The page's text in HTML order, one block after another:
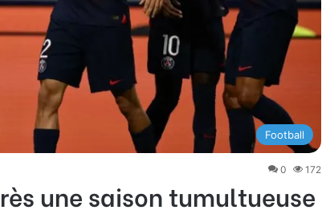
Football
0 172
une saison tumultueuse